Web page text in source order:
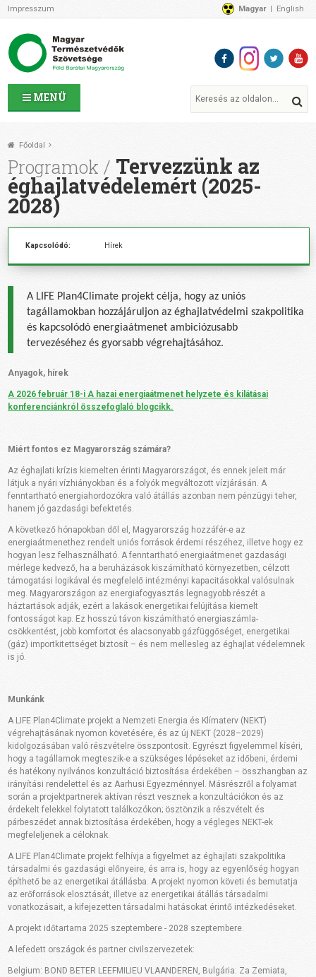
MENÜ
Impresszum Magyar English
Az MTVSZ-ről
Programok
MTVSZ ügyek és események
Tagszervezetek
Támogatóink
CSATLAKOZZ hozzánk!
Elérhetőségeink
1%
Segítsd a munkánkat!
Adományozz!
Támogatás
Főoldal
Programok Tervezzünk az
éghajlatvédelemért (2025-
2028)
Kapcsolódó: Hírek
A LIFE Plan4Climate projekt célja, hogy az uniós
tagállamokban hozzájáruljon az éghajlatvédelmi szakpolitika
és kapcsolódó energiaátmenet ambiciózusabb
tervezéséhez és gyorsabb végrehajtásához.
Anyagok, hírek
A 2026 február 18-i A hazai energiaátmenet helyzete és kilátásai
konferenciánkról összefoglaló blogcikk.
Miért fontos ez Magyarország számára?
Az éghajlati krízis kiemelten érinti Magyarországot, és ennek jeleit már
látjuk a nyári vízhiányokban és a folyók megváltozott vízjárásán. A
fenntartható energiahordozókra való átállás azonban nem pénzügyi teher,
hanem jó gazdasági befektetés.
A következő hónapokban dől el, Magyarország hozzáfér-e az
energiaátmenethez rendelt uniós források érdemi részéhez, illetve hogy ez
hogyan lesz felhasználható. A fenntartható energiaátmenet gazdasági
mérlege kedvező, ha a beruházások kiszámítható környezetben, célzott
támogatási logikával és megfelelő intézményi kapacitásokkal valósulnak
meg. Magyarországon az energiafogyasztás legnagyobb részét a
háztartások adják, ezért a lakások energetikai felújítása kiemelt
fontosságot kap. Ez hosszú távon kiszámítható energiaszámla-
csökkentést, jobb komfortot és alacsonyabb gázfüggőséget, energetikai
(gáz) importkitettséget biztosít – és nem mellesleg az éghajlat védelemnek
is jó.
Munkánk
A LIFE Plan4Climate projekt a Nemzeti Energia és Klímaterv (NEKT)
végrehajtásának nyomon követésére, és az új NEKT (2028–2029)
kidolgozásában való részvételre összpontosít. Egyrészt figyelemmel kíséri,
hogy a tagállamok megteszik-e a szükséges lépéseket az időbeni, érdemi
és hatékony nyilvános konzultáció biztosítása érdekében – összhangban az
irányítási rendelettel és az Aarhusi Egyezménnyel. Másrészről a folyamat
során a projektpartnerek aktívan részt vesznek a konzultációkon és az
érdekelt felekkel folytatott találkozókon; ösztönzik a részvételt és
párbeszédet annak biztosítása érdekében, hogy a végleges NEKT-ek
megfeleljenek a céloknak.
A LIFE Plan4Climate projekt felhívja a figyelmet az éghajlati szakpolitika
társadalmi és gazdasági előnyeire, és arra is, hogy az egyenlőség hogyan
építhető be az energetikai átállásba. A projekt nyomon követi és bemutatja
az erőforrások elosztását, illetve az energetikai átállás társadalmi
vonatkozásait, a kifejezetten társadalmi hatásokat érintő intézkedéseket.
A projekt időtartama 2025 szeptembere - 2028 szeptembere.
A lefedett országok és partner civilszervezetek:
Belgium: BOND BETER LEEFMILIEU VLAANDEREN, Bulgária: Za Zemiata,